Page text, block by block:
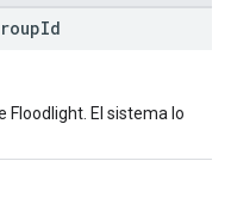
Id
Floodlight. El sistema lo